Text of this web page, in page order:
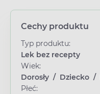
Cechy produktu
Typ produktu:
Lek bez recepty
Wiek:
Dorosły / Dziecko /
Płeć: